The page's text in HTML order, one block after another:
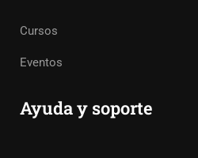
Cursos
Eventos
Ayuda y soporte